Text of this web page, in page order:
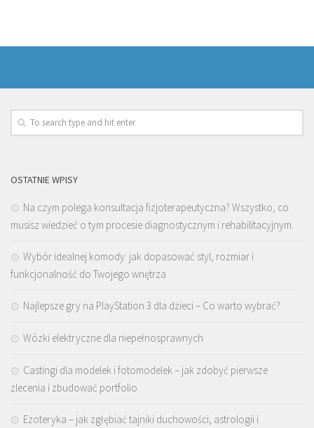
OSTATNIE WPISY
Na czym polega konsultacja fizjoterapeutyczna? Wszystko, co
musisz wiedzieć o tym procesie diagnostycznym i rehabilitacyjnym.
Wybór idealnej komody: jak dopasować styl, rozmiar i
funkcjonalność do Twojego wnętrza
Najlepsze gry na PlayStation 3 dla dzieci – Co warto wybrać?
Wózki elektryczne dla niepełnosprawnych
Castingi dla modelek i fotomodelek – jak zdobyć pierwsze
zlecenia i zbudować portfolio
Ezoteryka – jak zgłębiać tajniki duchowości, astrologii i